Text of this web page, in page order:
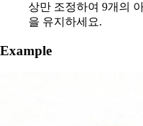
상만 조정하여 9개의
을 유지하세요.
Example